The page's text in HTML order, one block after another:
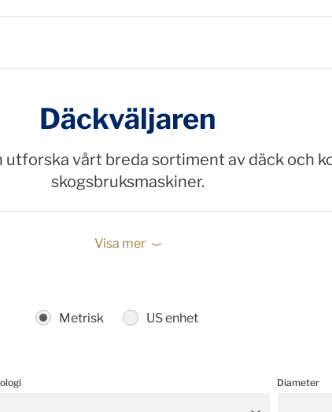
Däckväljaren
utforska vårt breda sortiment av däck och
skogsbruksmaskiner.
Visa mer
Metrisk
US enhet
Diameter